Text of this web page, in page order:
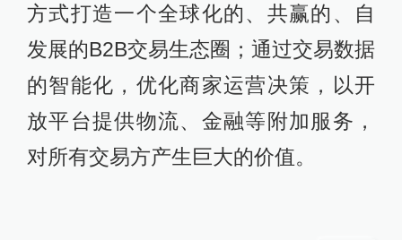
方式打造一个全球化的、共赢的、自
发展的B2B交易生态圈；通过交易数据
的智能化，优化商家运营决策，以开
放平台提供物流、金融等附加服务，
对所有交易方产生巨大的价值。